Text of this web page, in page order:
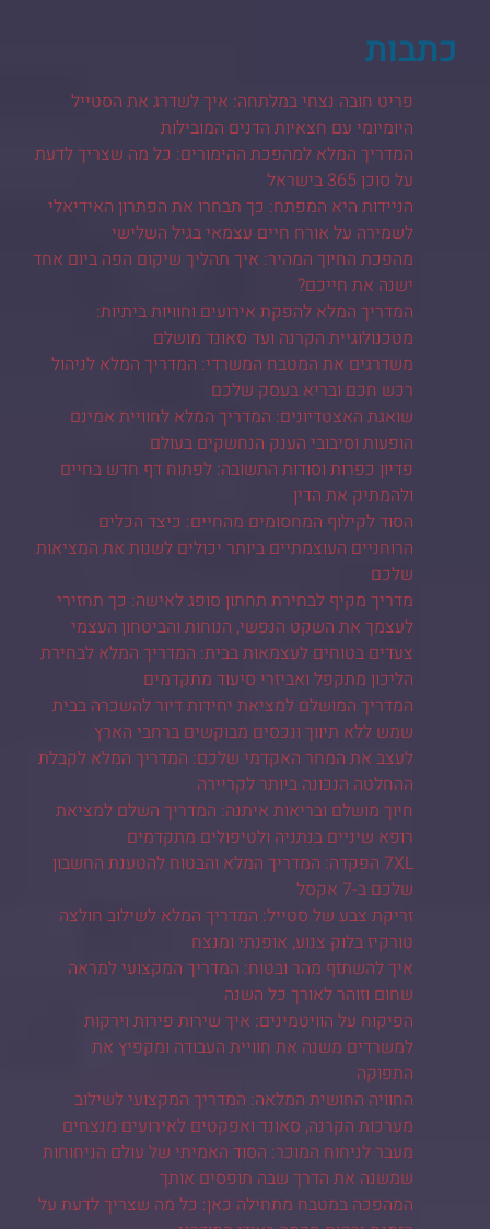
כתבות
פריט חובה נצחי במלתחה: איך לשדרג את הסטייל
היומיומי עם חצאיות הדנים המובילות
המדריך המלא למהפכת ההימורים: כל מה שצריך לדעת
על סוכן 365 בישראל
הניידות היא המפתח: כך תבחרו את הפתרון האידיאלי
לשמירה על אורח חיים עצמאי בגיל השלישי
מהפכת החיוך המהיר: איך תהליך שיקום הפה ביום אחד
ישנה את חייכם?
המדריך המלא להפקת אירועים וחוויות ביתיות:
מטכנולוגיית הקרנה ועד סאונד מושלם
משדרגים את המטבח המשרדי: המדריך המלא לניהול
רכש חכם ובריא בעסק שלכם
שואגת האצטדיונים: המדריך המלא לחוויית אמינם
הופעות וסיבובי הענק הנחשקים בעולם
פדיון כפרות וסודות התשובה: לפתוח דף חדש בחיים
ולהמתיק את הדין
הסוד לקילוף המחסומים מהחיים: כיצד הכלים
הרוחניים העוצמתיים ביותר יכולים לשנות את המציאות
שלכם
מדריך מקיף לבחירת תחתון סופג לאישה: כך תחזירי
לעצמך את השקט הנפשי, הנוחות והביטחון העצמי
צעדים בטוחים לעצמאות בבית: המדריך המלא לבחירת
הליכון מתקפל ואביזרי סיעוד מתקדמים
המדריך המושלם למציאת יחידות דיור להשכרה בבית
שמש ללא תיווך ונכסים מבוקשים ברחבי הארץ
לעצב את המחר האקדמי שלכם: המדריך המלא לקבלת
ההחלטה הנכונה ביותר לקריירה
חיוך מושלם ובריאות איתנה: המדריך השלם למציאת
רופא שיניים בנתניה ולטיפולים מתקדמים
7XL הפקדה: המדריך המלא והבטוח להטענת החשבון
שלכם ב-7 אקסל
זריקת צבע של סטייל: המדריך המלא לשילוב חולצה
טורקיז בלוק צנוע, אופנתי ומנצח
איך להשתזף מהר ובטוח: המדריך המקצועי למראה
שחום וזוהר לאורך כל השנה
הפיקוח על הוויטמינים: איך שירות פירות וירקות
למשרדים משנה את חוויית העבודה ומקפיץ את
התפוקה
החוויה החושית המלאה: המדריך המקצועי לשילוב
מערכות הקרנה, סאונד ואפקטים לאירועים מנצחים
מעבר לניחוח המוכר: הסוד האמיתי של עולם הניחוחות
שמשנה את הדרך שבה תופסים אותך
המהפכה במטבח מתחילה כאן: כל מה שצריך לדעת על